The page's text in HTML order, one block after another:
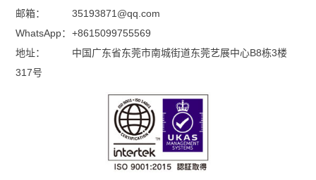
邮箱：
35193871@qq.com
WhatsApp： +8615099755569
地址：
中国广东省东莞市南城街道东莞艺展中心B8栋3楼
317号